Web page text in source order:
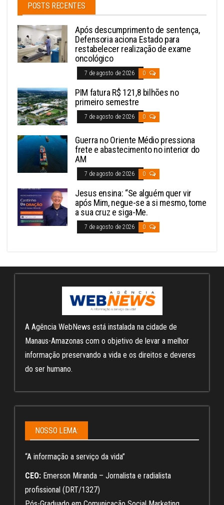
POSTS RECENTES
Após descumprimento de sentença,
Defensoria aciona Estado para
restabelecer realização de exame
oncológico
7 de agosto de 2026 0
PIM fatura R$ 121,8 bilhões no
primeiro semestre
7 de agosto de 2026 0
Guerra no Oriente Médio pressiona
frete e abastecimento no interior do
AM
7 de agosto de 2026 0
Jesus ensina: “Se alguém quer vir
após Mim, negue-se a si mesmo, tome
a sua cruz e siga-Me.
7 de agosto de 2026 0
A Agência WebNews está instalada na cidade de
Manaus-Amazonas com o objetivo de levar a melhor
informação preservando a vida e os direitos e deveres
do ser humano.
NOSSO LEMA:
“A informação a serviço da vida”
CEO: Emerson Miranda – Jornalista e radialista
profissional (DRT/1327)